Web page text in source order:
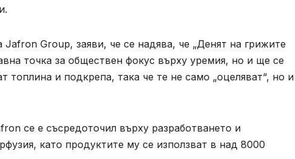
Group, заяви, че се надява, че „Денят на грижите
точка за обществен фокус върху уремия, но и ще се
топлина и подкрепа, така че те не само „оцеляват“, но и
се е съсредоточил върху разработването и
като продуктите му се използват в над 8000